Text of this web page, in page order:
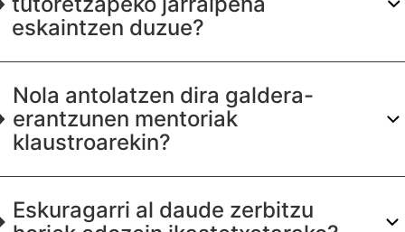
eskaintzen duzue?
Nola antolatzen dira galdera-
erantzunen mentoriak
klaustroarekin?
Eskuragarri al daude zerbitzu